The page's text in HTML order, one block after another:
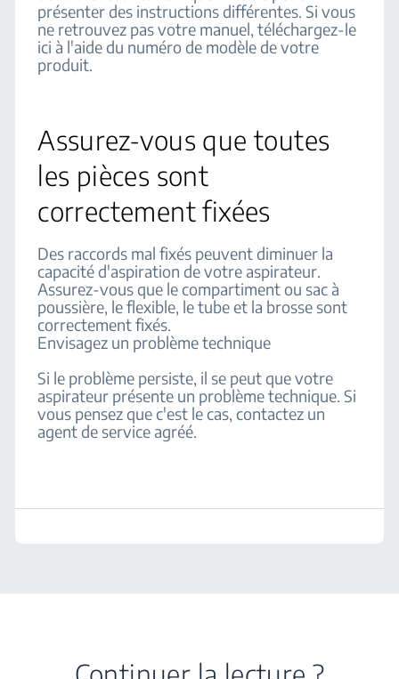
présenter des instructions différentes. Si vous
ne retrouvez pas votre manuel, téléchargez-le
ici à l'aide du numéro de modèle de votre
produit.
Assurez-vous que toutes
les pièces sont
correctement fixées
Des raccords mal fixés peuvent diminuer la
capacité d'aspiration de votre aspirateur.
Assurez-vous que le compartiment ou sac à
poussière, le flexible, le tube et la brosse sont
correctement fixés.
Envisagez un problème technique
Si le problème persiste, il se peut que votre
aspirateur présente un problème technique. Si
vous pensez que c'est le cas, contactez un
agent de service agréé.